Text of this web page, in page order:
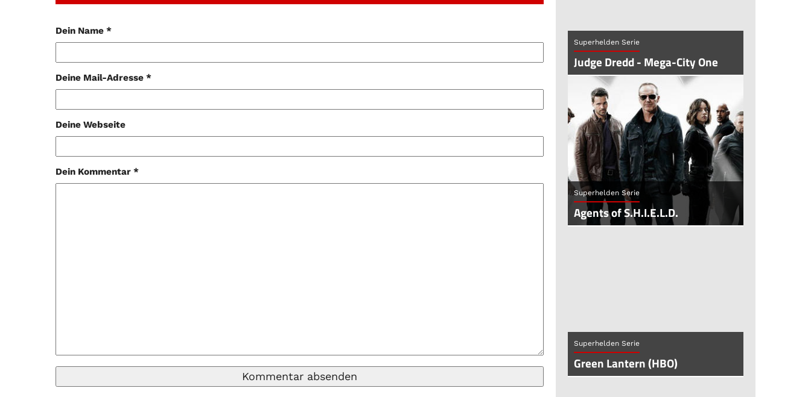
Dein Name *
Deine Mail-Adresse *
Deine Webseite
Dein Kommentar *
Superhelden Serie
Judge Dredd - Mega-City One
Superhelden Serie
Agents of S.H.I.E.L.D.
Superhelden Serie
Green Lantern (HBO)